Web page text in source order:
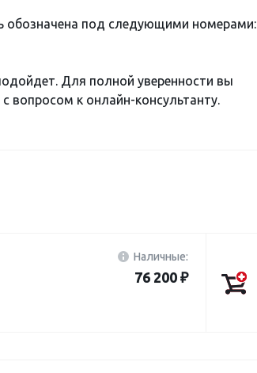
под следующими номерами:
Для полной уверенности вы
вопросом к онлайн-консультанту.
Наличные:
76 200 ₽